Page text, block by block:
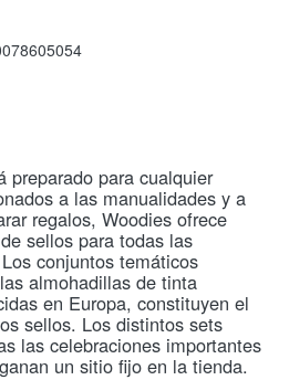
preparado para cualquier
a las manualidades y a
regalos, Woodies ofrece
sellos para todas las
conjuntos temáticos
almohadillas de tinta
en Europa, constituyen el
sellos. Los distintos sets
las celebraciones importantes
un sitio fijo en la tienda.